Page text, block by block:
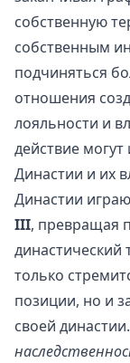
собственную
собственным
подчиняться
отношения
лояльности и
действие
Династии и их
Династии
III, превращая
династический
только
позиции, но и
своей